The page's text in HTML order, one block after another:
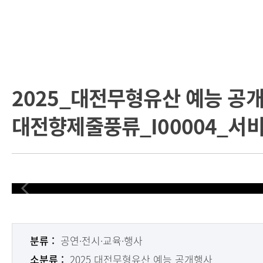
2025_대전무형유산 예능 공개
대전향제줄풍류_I00004_서
분류 : 공연·전시·교육·행사
소분류 : 2025 대전무형유산 예능 공개행사